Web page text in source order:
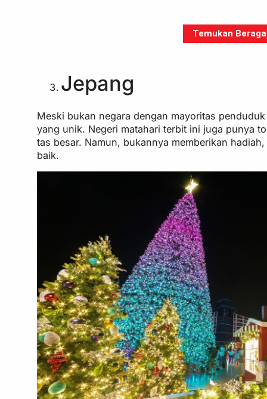
Temukan
Jepang
Meski bukan negara dengan mayoritas
yang unik. Negeri matahari terbit ini juga punya
tas besar. Namun, bukannya memberikan
baik.